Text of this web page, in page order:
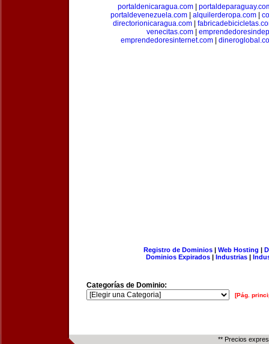
portaldenicaragua.com|
portaldevenezuela.com| alquilerderopa.com|
directorionicaragua.com
venecitas.com|
emprendedoresinternet.com
Registro de Dominios| Web Hosting |
Dominios Expirados | Industrias |
Categorías de Dominio:
[Pág.
** Precios